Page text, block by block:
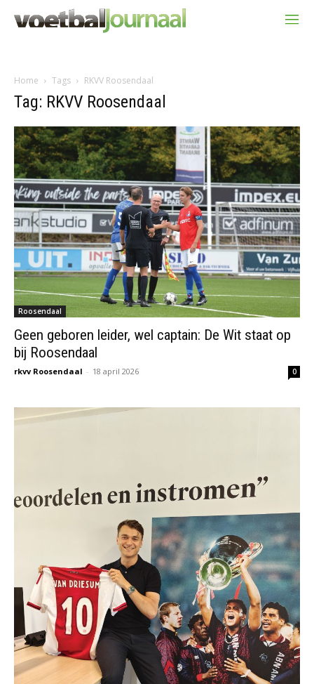
Home Tags RKVV Roosendaal
Tag: RKVV Roosendaal
Roosendaal
Geen geboren leider, wel captain: De Wit staat op
bij Roosendaal
rkvv Roosendaal - 18 april 2026 0